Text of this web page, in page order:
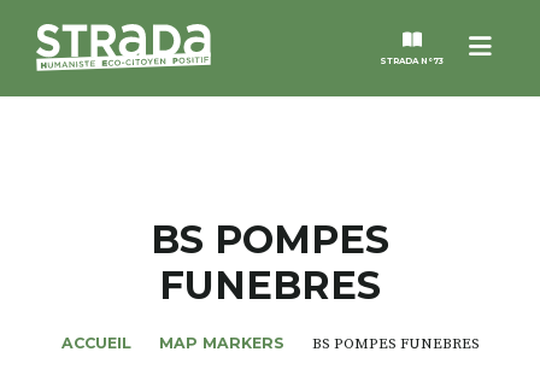
Menu
STRADA N°73
MAGAZINES
NOS THÈMES
BS POMPES
FUNEBRES
ACCUEIL MAP MARKERS BS POMPES FUNEBRES